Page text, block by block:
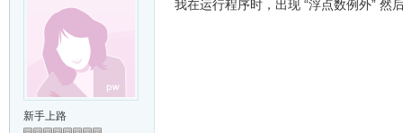
新手上路
我在运行程序时，出现 “浮点数例外” 然